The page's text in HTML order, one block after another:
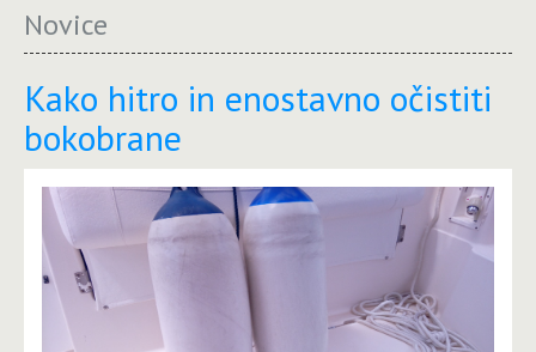
Novice
Kako hitro in enostavno očistiti
bokobrane